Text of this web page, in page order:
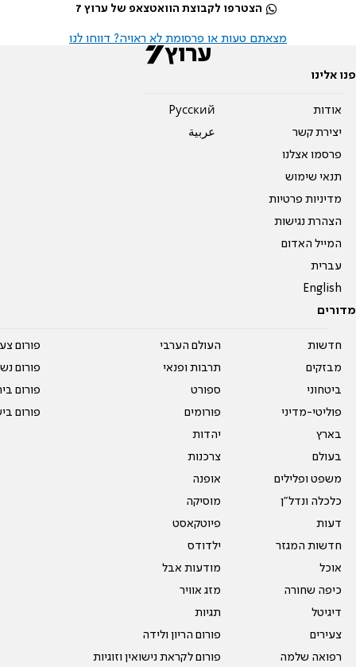
הצטרפו לקבוצת הוואטצאפ של ערוץ 7
מצאתם טעות או פרסומת לא ראויה? דווחו לנו
פנו אלינו
אודות
יצירת קשר
פרסמו אצלנו
תנאי שימוש
מדיניות פרטיות
הצהרת נגישות
המייל האדום
עברית
English
Pусский
عربية
מדורים
חדשות
מבזקים
ביטחוני
פוליטי-מדיני
בארץ
בעולם
משפט ופלילים
כלכלה ונדל"ן
דעות
חדשות המגזר
אוכל
כיפה שחורה
דיגיטל
צעירים
רפואה שלמה
העולם הערבי
תרבות ופנאי
ספורט
פורומים
יהדות
צרכנות
אופנה
מוסיקה
פיוטקאסט
ילדודס
מודעות אבל
מזג אוויר
תגיות
פורום הריון ולידה
פורום לקראת נישואין וזוגיות
פורום
פורום
פורום
פורום